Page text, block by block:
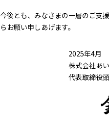
今後とも、みなさまの一層のご支
らお願い申しあげます。
2025年4月
株式会社あ
代表取締役